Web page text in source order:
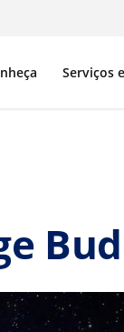
Serviços